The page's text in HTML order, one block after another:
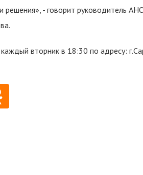
- говорит руководитель
вторник в 18:30 по адресу: